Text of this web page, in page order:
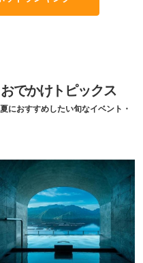
でかけトピックス
におすすめしたい旬なイベント・